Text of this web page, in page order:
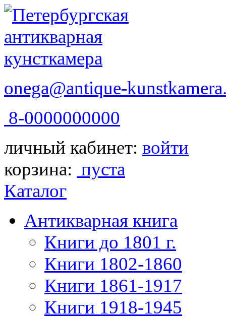
onega@antique-
8-0000000000
личный кабинет: войти
корзина: пуста
Каталог
Антикварная книга
Книги до 1801 г.
Книги 1802-1860
Книги 1861-1917
Книги 1918-1945